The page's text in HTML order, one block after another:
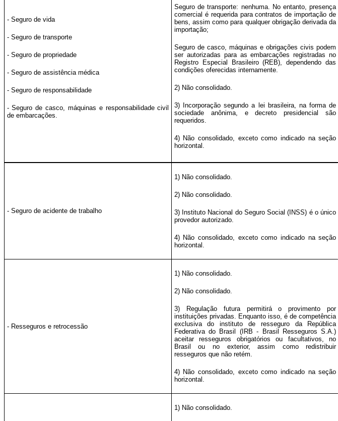
- Seguro de vida
- Seguro de transporte
- Seguro de propriedade
- Seguro de assistência médica
- Seguro de responsabilidade
- Seguro de casco, máquinas e responsabilidade civil
de embarcações.
Seguro de transporte: nenhuma. No entanto, presença
comercial é requerida para contratos de importação de
bens, assim como para qualquer obrigação derivada da
importação;
Seguro de casco, máquinas e obrigações civis podem
ser autorizadas para as embarcações registradas no
Registro Especial Brasileiro (REB), dependendo das
condições oferecidas internamente.
2) Não consolidado.
3) Incorporação segundo a lei brasileira, na forma de
sociedade anônima, e decreto presidencial são
requeridos.
4) Não consolidado, exceto como indicado na seção
horizontal.
- Seguro de acidente de trabalho
1) Não consolidado.
2) Não consolidado.
3) Instituto Nacional do Seguro Social (INSS) é o único
provedor autorizado.
4) Não consolidado, exceto como indicado na seção
horizontal.
- Resseguros e retrocessão
1) Não consolidado.
2) Não consolidado.
3) Regulação futura permitirá o provimento por
instituições privadas. Enquanto isso, é de competência
exclusiva do instituto de resseguro da República
Federativa do Brasil (IRB - Brasil Resseguros S.A.)
aceitar resseguros obrigatórios ou facultativos, no
Brasil ou no exterior, assim como redistribuir
resseguros que não retém.
4) Não consolidado, exceto como indicado na seção
horizontal.
1) Não consolidado.